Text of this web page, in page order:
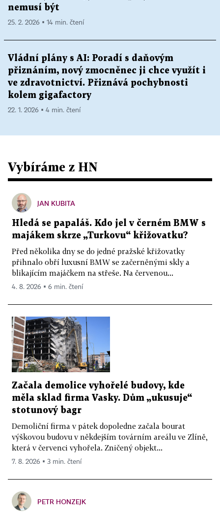
nemusí být
25. 2. 2026 ▪ 14 min. čtení
Vládní plány s AI: Poradí s daňovým
přiznáním, nový zmocněnec ji chce využít i
ve zdravotnictví. Přiznává pochybnosti
kolem gigafactory
22. 1. 2026 ▪ 4 min. čtení
Vybíráme z HN
JAN KUBITA
Hledá se papaláš. Kdo jel v černém BMW s
majákem skrze „Turkovu“ křižovatku?
Před několika dny se do jedné pražské křižovatky
přihnalo obří luxusní BMW se začerněnými skly a
blikajícím majáčkem na střeše. Na červenou...
4. 8. 2026 ▪ 6 min. čtení
Začala demolice vyhořelé budovy, kde
měla sklad firma Vasky. Dům „ukusuje“
stotunový bagr
Demoliční firma v pátek dopoledne začala bourat
výškovou budovu v někdejším továrním areálu ve Zlíně,
která v červenci vyhořela. Zničený objekt...
7. 8. 2026 ▪ 3 min. čtení
PETR HONZEJK